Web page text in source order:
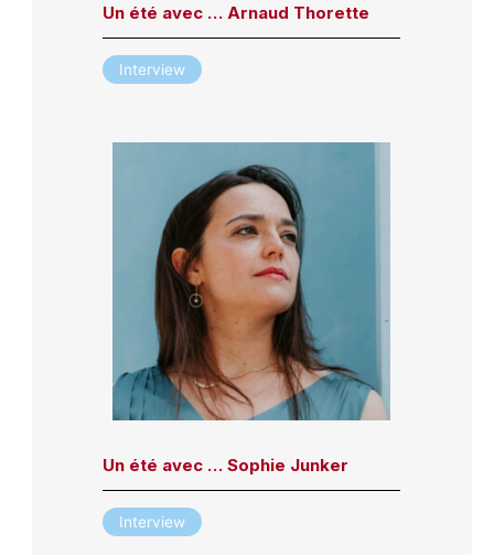
Un été avec … Arnaud Thorette
Interview
Un été avec … Sophie Junker
Interview